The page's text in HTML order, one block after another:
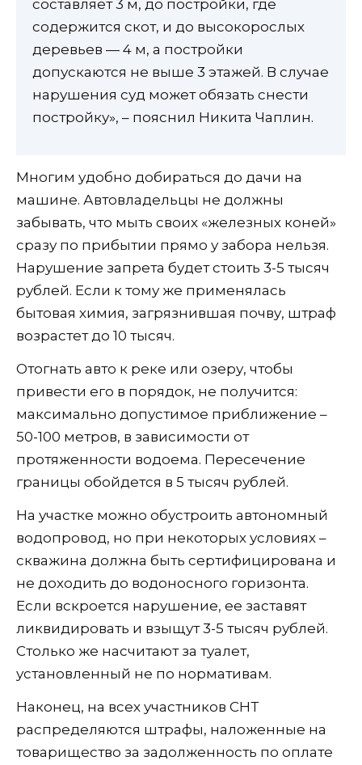
составляет 3 м, до постройки, где
содержится скот, и до высокорослых
деревьев — 4 м, а постройки
допускаются не выше 3 этажей. В случае
нарушения суд может обязать снести
постройку», – пояснил Никита Чаплин.
Многим удобно добираться до дачи на
машине. Автовладельцы не должны
забывать, что мыть своих «железных коней»
сразу по прибытии прямо у забора нельзя.
Нарушение запрета будет стоить 3-5 тысяч
рублей. Если к тому же применялась
бытовая химия, загрязнившая почву, штраф
возрастет до 10 тысяч.
Отогнать авто к реке или озеру, чтобы
привести его в порядок, не получится:
максимально допустимое приближение –
50-100 метров, в зависимости от
протяженности водоема. Пересечение
границы обойдется в 5 тысяч рублей.
На участке можно обустроить автономный
водопровод, но при некоторых условиях –
скважина должна быть сертифицирована и
не доходить до водоносного горизонта.
Если вскроется нарушение, ее заставят
ликвидировать и взыщут 3-5 тысяч рублей.
Столько же насчитают за туалет,
установленный не по нормативам.
Наконец, на всех участников СНТ
распределяются штрафы, наложенные на
товарищество за задолженность по оплате